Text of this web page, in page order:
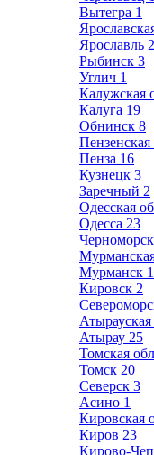
Вытегра 1
Ярославль
Рыбинск 3
Углич 1
Калужская
Калуга 19
Обнинск 8
Пензенская
Пенза 16
Кузнецк 3
Заречный 2
Одесская
Одесса 23
Черноморск
Мурманск
Кировск 2
Атырауская
Атырау 25
Томская
Томск 20
Северск 3
Асино 1
Кировская
Киров 23
Кирово-